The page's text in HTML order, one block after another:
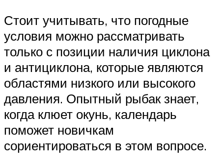
Стоит учитывать, что погодные
условия можно рассматривать
только с позиции наличия циклона
и антициклона, которые являются
областями низкого или высокого
давления. Опытный рыбак знает,
когда клюет окунь, календарь
поможет новичкам
сориентироваться в этом вопросе.